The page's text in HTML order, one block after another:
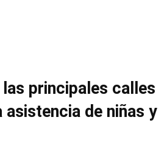
principales calles
de niñas y